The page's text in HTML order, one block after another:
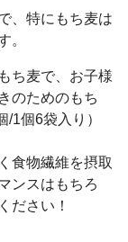
、特にもち麦は
。
ち麦で、お子様
のためのもち
1個6袋入り）
食物繊維を摂取
ンスはもちろ
ださい！